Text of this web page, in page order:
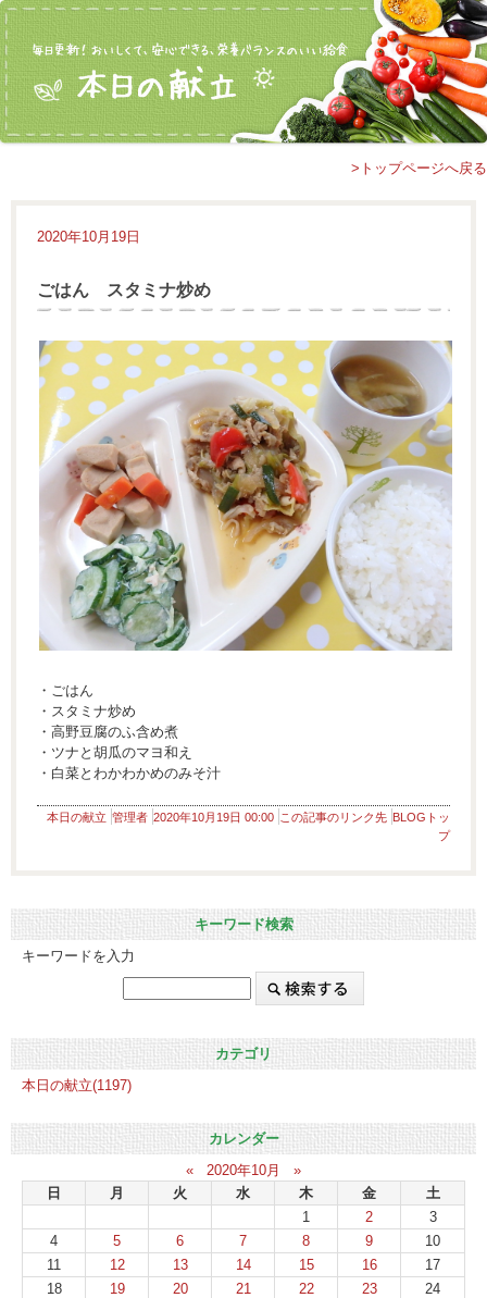
>トップページへ戻る
2020年10月19日
ごはん スタミナ炒め
・ごはん
・スタミナ炒め
・高野豆腐のふ含め煮
・ツナと胡瓜のマヨ和え
・白菜とわかわかめのみそ汁
本日の献立 管理者 2020年10月19日 00:00 この記事のリンク先 BLOGトッ
プ
キーワード検索
キーワードを入力
カテゴリ
本日の献立(1197)
カレンダー
«
2020年10月
»
日
月 火 水 木 金
土
1
2
3
4
5 6 7 8 9
10
11
12 13 14 15 16
17
18
19 20 21 22 23
24